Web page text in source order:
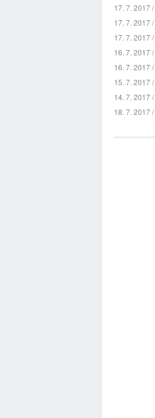
17. 7. 2017 /
17. 7. 2017 /
17. 7. 2017 /
16. 7. 2017 /
16. 7. 2017 /
15. 7. 2017 /
14. 7. 2017 /
18. 7. 2017 /